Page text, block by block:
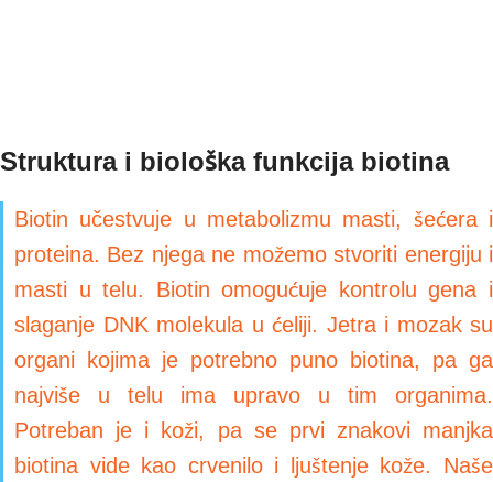
Struktura i biološka funkcija biotina
Biotin učestvuje u metabolizmu masti, šećera i
proteina. Bez njega ne možemo stvoriti energiju i
masti u telu. Biotin omogućuje kontrolu gena i
slaganje DNK molekula u ćeliji. Jetra i mozak su
organi kojima je potrebno puno biotina, pa ga
najviše u telu ima upravo u tim organima.
Potreban je i koži, pa se prvi znakovi manjka
biotina vide kao crvenilo i ljuštenje kože. Naše